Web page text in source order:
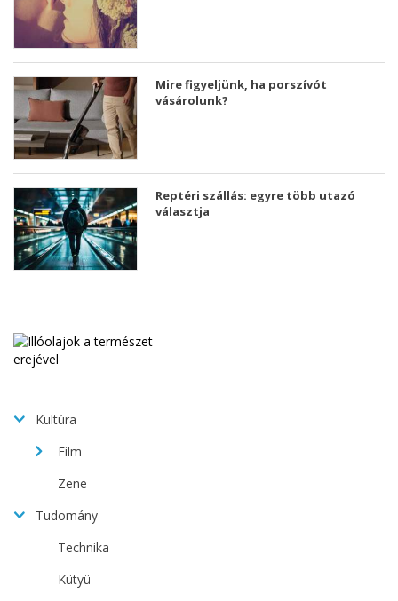
Mire figyeljünk, ha porszívót
vásárolunk?
Reptéri szállás: egyre több utazó
választja
Kultúra
Film
Zene
Tudomány
Technika
Kütyü